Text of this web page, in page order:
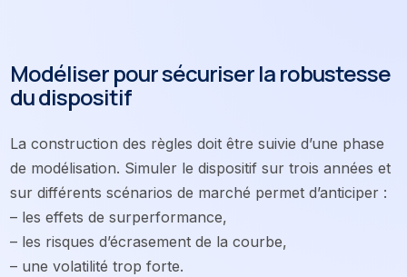
Modéliser pour sécuriser la robustesse
du dispositif
La construction des règles doit être suivie d’une phase
de modélisation. Simuler le dispositif sur trois années et
sur différents scénarios de marché permet d’anticiper :
– les effets de surperformance,
– les risques d’écrasement de la courbe,
– une volatilité trop forte.